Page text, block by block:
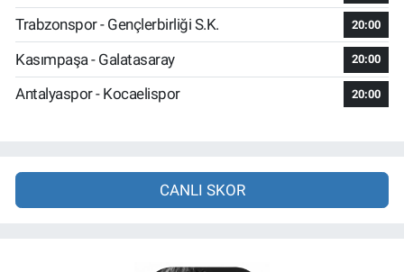
Trabzonspor - Gençlerbirliği S.K. 20:00
Kasımpaşa - Galatasaray 20:00
Antalyaspor - Kocaelispor 20:00
CANLI SKOR